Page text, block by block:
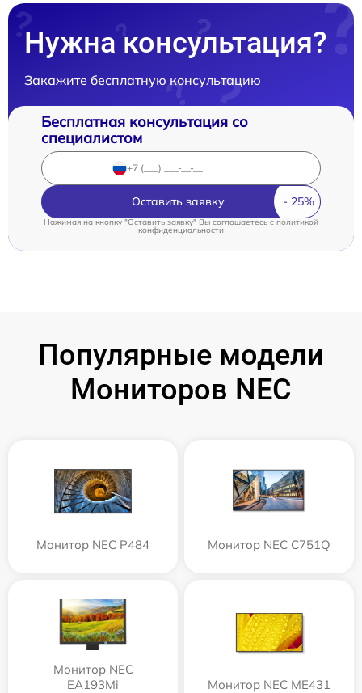
Нужна консультация?
Закажите бесплатную консультацию
Бесплатная консультация со
специалистом
Оставить заявку
Нажимая на кнопку "Оставить заявку" Вы соглашаетесь cполитикой
конфиденциальности
Популярные модели
Мониторов NEC
Монитор NEC P484 Монитор NEC C751Q
Монитор NEC
EA193Mi
Монитор NEC ME431